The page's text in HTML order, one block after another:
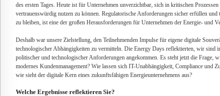
des ersten Tages. Heute ist für Unternehmen unverzichtbar, sich in kritischen
vertrauenswürdig nutzen zu können. Regulatorische Anforderungen sicher erfüllen
zu bleiben, ist eine der großen Herausforderungen für Unternehmen der Energie- und
Deshalb war unsere Zielstellung, den Teilnehmenden Impulse für eigene digitale
technologischer Abhängigkeiten zu vermitteln. Die Energy Days reflektierten, wir sind
politischer und technologischer Anforderungen angekommen. Es steht jetzt die Frage,
modernes Kundenmanagement? Wie lassen sich IT-Unabhängigkeit, Compliance und
wie sieht der digitale Kern eines zukunftsfähigen Energieunternehmens aus?
Welche Ergebnisse reflektieren Sie?